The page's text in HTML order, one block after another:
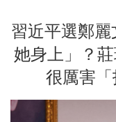
習近平選鄭
她身上」？
很厲害「